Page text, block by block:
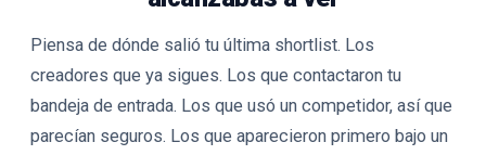
Piensa de dónde salió tu última shortlist. Los
creadores que ya sigues. Los que contactaron tu
bandeja de entrada. Los que usó un competidor, así que
parecían seguros. Los que aparecieron primero bajo un